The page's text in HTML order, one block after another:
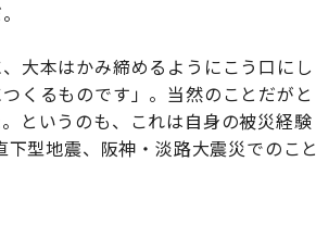
大本はかみ締めるようにこう口にし
くるものです」。当然のことだがと
というのも、これは自身の被災経験
型地震、阪神・淡路大震災でのこと